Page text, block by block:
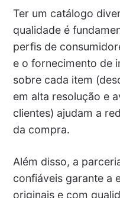
Ter um catálogo
qualidade é
perfis de
e o fornecimento de
sobre cada item
em alta resolução e
clientes) ajudam a
da compra.
Além disso, a
confiáveis garante a
originais e com